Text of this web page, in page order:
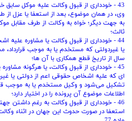
43 - خودداری از قبول وکالت علیه موکل سابق
وی، در همان موضوع، بعد از استعفا یا عزل از
به جهت دیگر؛ خواه به وکالت از طرف مقابل
ثالث؛
44 - خودداری از قبول وکالت یا مشاوره
یا غیردولتی که مستخدم یا به ‌موجب قرارداد،
سال از تاریخ قطع همکاری با آن ‌ها؛
45 - خودداری از قبول وکالت، یا هرگونه
‌ای که علیه اشخاص حقوقی اعم از دولتی یا
تشکیل می‌شود و وکیل مستخدم یا به ‌موجب
اطلاعات موضوع آن پرونده را در اختیار دارد؛
46 - خودداری از قبول وکالت به ‌رغم داشتن
استعفا در صورت حدوث این جهان در اثناء